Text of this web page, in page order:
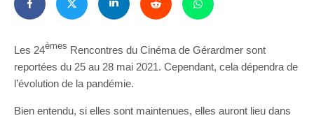
Les 24èmes Rencontres du Cinéma de Gérardmer sont
reportées du 25 au 28 mai 2021. Cependant, cela dépendra de
l’évolution de la pandémie.
Bien entendu, si elles sont maintenues, elles auront lieu dans